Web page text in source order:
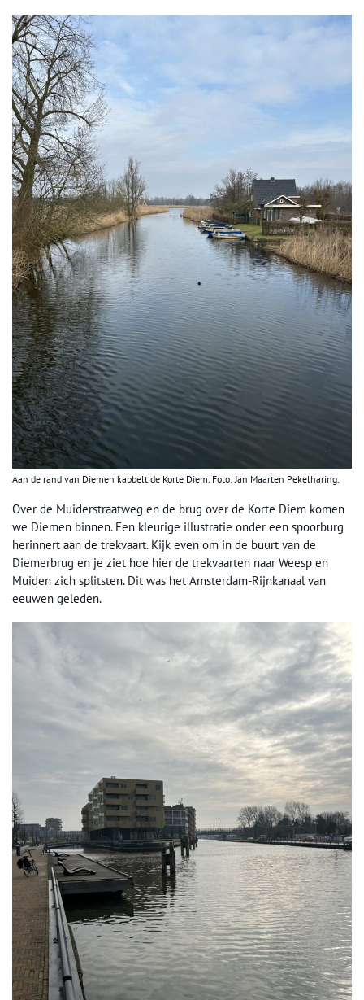
Aan de rand van Diemen kabbelt de Korte Diem. Foto: Jan Maarten Pekelharing.
Over de Muiderstraatweg en de brug over de Korte Diem komen
we Diemen binnen. Een kleurige illustratie onder een spoorburg
herinnert aan de trekvaart. Kijk even om in de buurt van de
Diemerbrug en je ziet hoe hier de trekvaarten naar Weesp en
Muiden zich splitsten. Dit was het Amsterdam-Rijnkanaal van
eeuwen geleden.